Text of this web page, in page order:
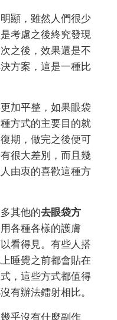
顯，雖然人們很少
考慮之後終究發現
之後，效果還是不
方案，這是一種比
加平整，如果眼袋
方式的主要目的就
期，做完之後便可
很大差別，而且幾
由衷的喜歡這種方
其他的去眼袋方
各種各樣的護膚
看得見。有些人搭
睡覺之前都會貼在
，這些方式都值得
有辦法鐳射相比。
乎沒有什麼副作